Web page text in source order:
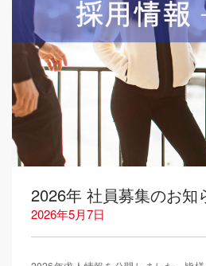
2026年 社員募集のお知
2026年5月7日